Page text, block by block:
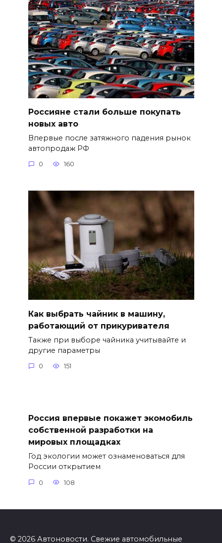
Россияне стали больше покупать
новых авто
Впервые после затяжного падения рынок
автопродаж РФ
0 160
Как выбрать чайник в машину,
работающий от прикуривателя
Также при выборе чайника учитывайте и
другие параметры
0 151
Россия впервые покажет экомобиль
собственной разработки на
мировых площадках
Год экологии может ознаменоваться для
России открытием
0 108
© 2026 Автоновости. Свежие автомобильные